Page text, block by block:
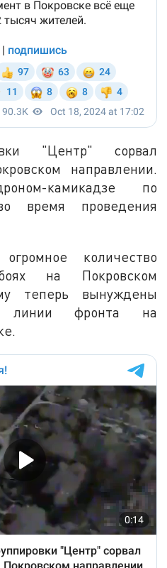
"Центр" сорвал
направлении.
камикадзе по
время проведения
количество
на Покровском
теперь вынуждены
линии фронта на